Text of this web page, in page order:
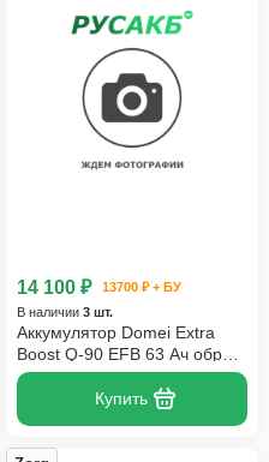
14 100 ₽
13700 ₽ + БУ
В наличии 3 шт.
Аккумулятор Domei Extra
Boost Q-90 EFB 63 Ач обр
пол
Купить